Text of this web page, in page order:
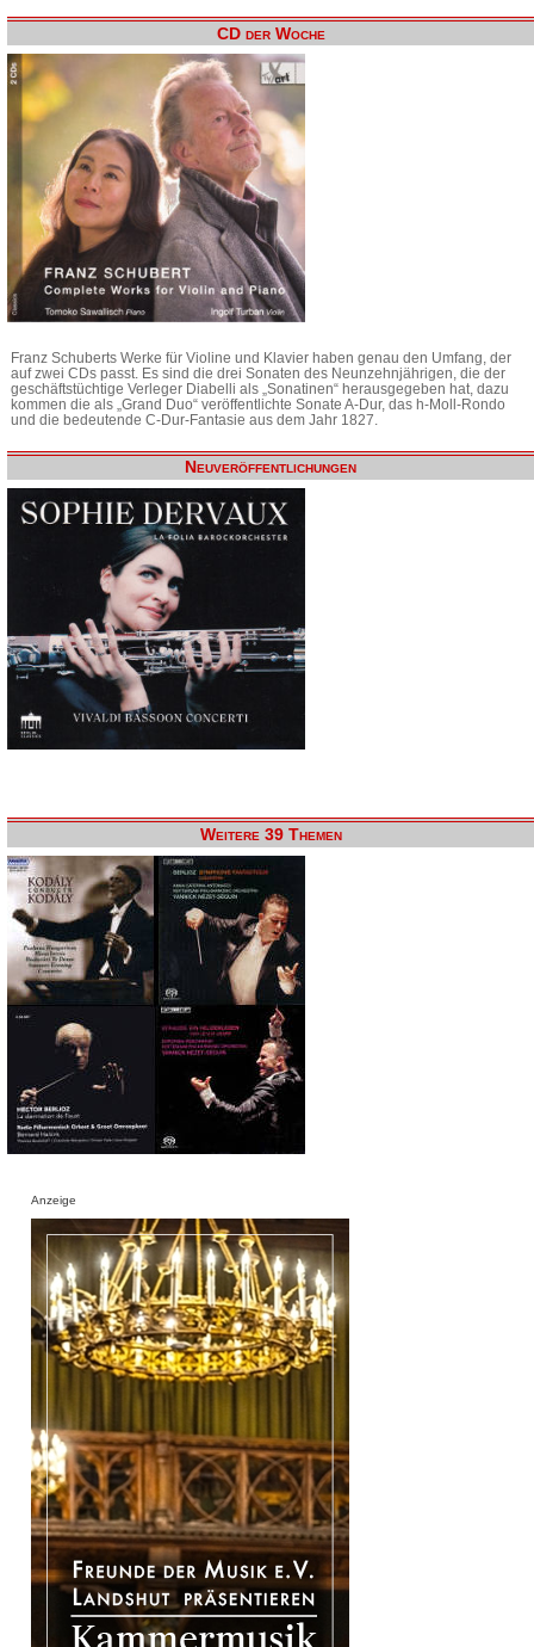
CD der Woche
Franz Schuberts Werke für Violine und Klavier haben genau den Umfang, der
auf zwei CDs passt. Es sind die drei Sonaten des Neunzehnjährigen, die der
geschäftstüchtige Verleger Diabelli als „Sonatinen“ herausgegeben hat, dazu
kommen die als „Grand Duo“ veröffentlichte Sonate A-Dur, das h-Moll-Rondo
und die bedeutende C-Dur-Fantasie aus dem Jahr 1827.
Neuveröffentlichungen
Weitere 39 Themen
Anzeige